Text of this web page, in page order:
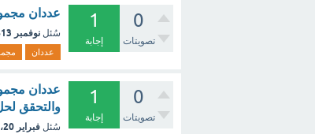
0
تصويتات
1
إجابة
عددان مجموعهما ١٢ وحاصل ضربهما ٣٢ ،
سُئل نوفمبر 13، 2023
عددان
0
تصويتات
1
إجابة
والتحقق
سُئل فبراير 20، 2024